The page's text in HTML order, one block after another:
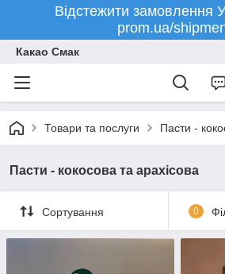
Відстежити замовлення
prom.ua/
Какао Смак
Товари та послуги Пасти -
Пасти - кокосова та арахісова
Сортування 0